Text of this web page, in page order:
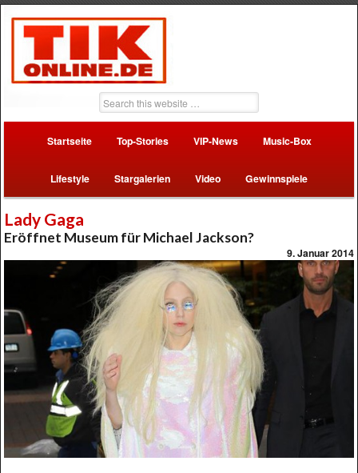
Startseite Top-Stories VIP-News Music-Box
Lifestyle Stargalerien Video Gewinnspiele
Lady Gaga
Eröffnet Museum für Michael Jackson?
9. Januar 2014